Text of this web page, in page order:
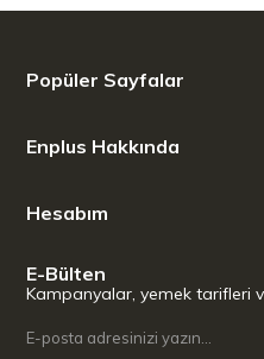
Popüler Sayfalar
Enplus Hakkında
Hesabım
E-Bülten
Kampanyalar, yemek tarifleri